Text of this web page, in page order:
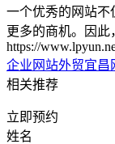
一个优秀的网站不
更多的商机。因
https://
企业网站外贸宜昌
相关推荐
立即预约
姓名